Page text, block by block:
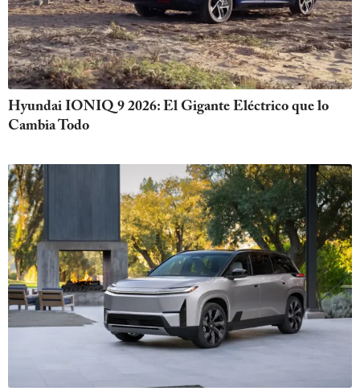
Hyundai IONIQ 9 2026: El Gigante Eléctrico que lo
Cambia Todo